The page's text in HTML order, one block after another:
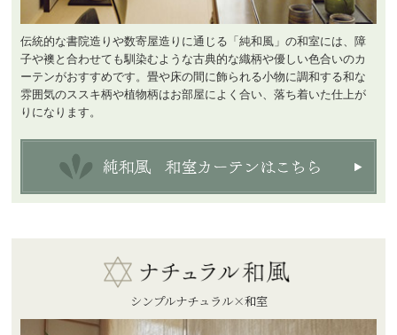
伝統的な書院造りや数寄屋造りに通じる「純和風」の和室には、障
子や襖と合わせても馴染むような古典的な織柄や優しい色合いのカ
ーテンがおすすめです。畳や床の間に飾られる小物に調和する和な
雰囲気のススキ柄や植物柄はお部屋によく合い、落ち着いた仕上が
りになります。
シンプルナチュラル×和室